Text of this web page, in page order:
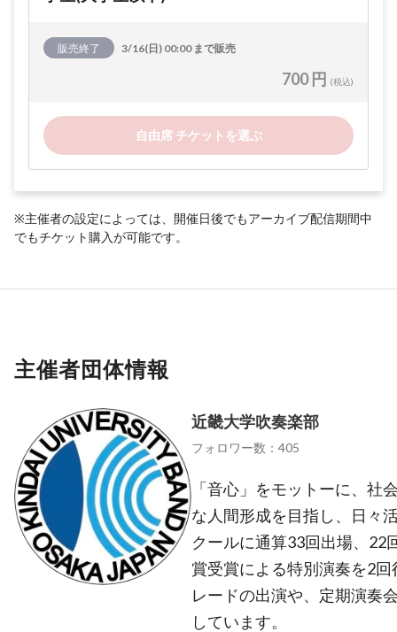
販売終了 3/16(日) 00:00 まで販売
700 円 (税込)
自由席 チケットを選ぶ
※主催者の設定によっては、開催日後でもアーカイブ配信期間中
でもチケット購入が可能です。
主催者団体情報
近畿大学吹奏楽部
フォロワー数：405
「音心」をモットーに、社
な人間形成を目指し、日々
クールに通算33回出場、22
賞受賞による特別演奏を2
レードの出演や、定期演奏
しています。